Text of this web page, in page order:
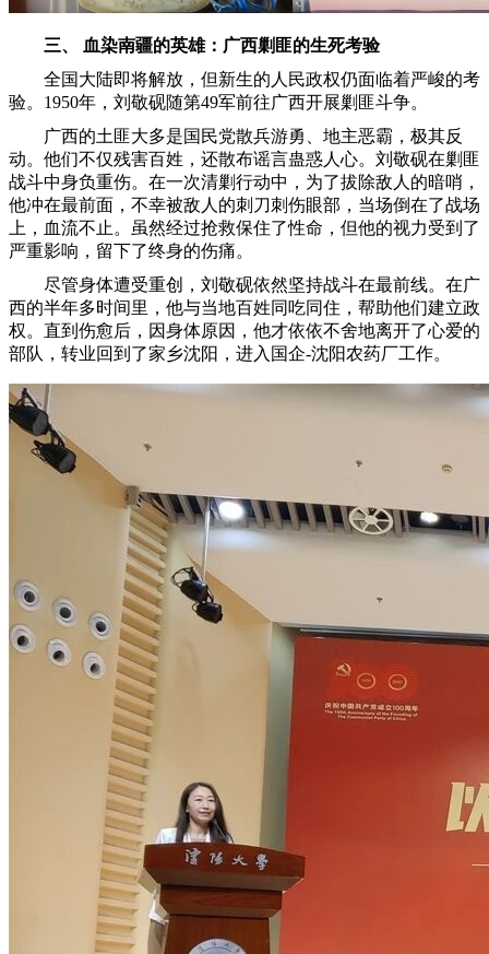
三、 血染南疆的英雄：广西剿匪的生死考验
全国大陆即将解放，但新生的人民政权仍面临着严峻的考
验。1950年，刘敬砚随第49军前往广西开展剿匪斗争。
广西的土匪大多是国民党散兵游勇、地主恶霸，极其反
动。他们不仅残害百姓，还散布谣言蛊惑人心。刘敬砚在剿匪
战斗中身负重伤。在一次清剿行动中，为了拔除敌人的暗哨，
他冲在最前面，不幸被敌人的刺刀刺伤眼部，当场倒在了战场
上，血流不止。虽然经过抢救保住了性命，但他的视力受到了
严重影响，留下了终身的伤痛。
尽管身体遭受重创，刘敬砚依然坚持战斗在最前线。在广
西的半年多时间里，他与当地百姓同吃同住，帮助他们建立政
权。直到伤愈后，因身体原因，他才依依不舍地离开了心爱的
部队，转业回到了家乡沈阳，进入国企-沈阳农药厂工作。